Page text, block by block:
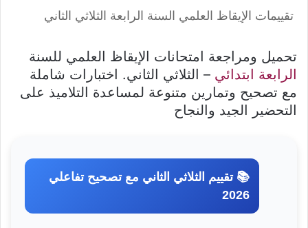
تقييمات الإيقاظ العلمي السنة الرابعة الثلاثي الثاني
تحميل ومراجعة امتحانات الإيقاظ العلمي للسنة
الرابعة ابتدائي – الثلاثي الثاني. اختبارات شاملة
مع تصحيح وتمارين متنوعة لمساعدة التلاميذ على
التحضير الجيد والنجاح
📚 تقييم الثلاثي الثاني مع تصحيح تفاعلي
2026